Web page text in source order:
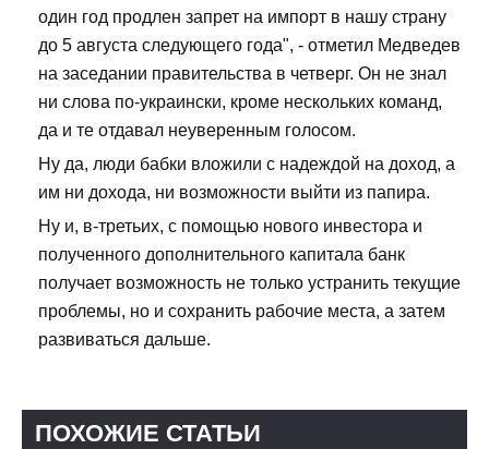
один год продлен запрет на импорт в нашу страну
до 5 августа следующего года", - отметил Медведев
на заседании правительства в четверг. Он не знал
ни слова по-украински, кроме нескольких команд,
да и те отдавал неуверенным голосом.
Ну да, люди бабки вложили с надеждой на доход, а
им ни дохода, ни возможности выйти из папира.
Ну и, в-третьих, с помощью нового инвестора и
полученного дополнительного капитала банк
получает возможность не только устранить текущие
проблемы, но и сохранить рабочие места, а затем
развиваться дальше.
ПОХОЖИЕ СТАТЬИ